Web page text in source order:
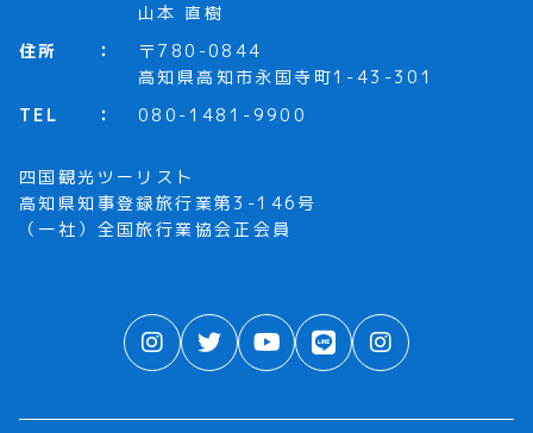
山本 直樹
住所
〒780-0844
高知県高知市永国寺町1-43-301
TEL
080-1481-9900
四国観光ツーリスト
高知県知事登録旅行業第3-146号
（一社）全国旅行業協会正会員